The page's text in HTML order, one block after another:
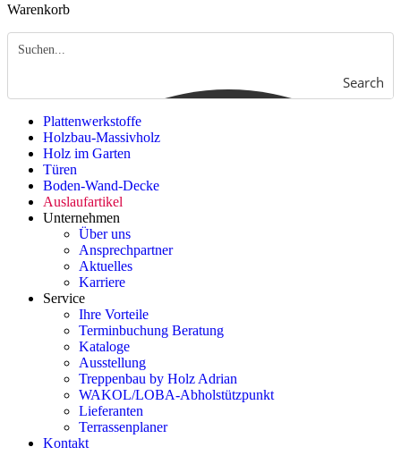
Warenkorb
Search
Plattenwerkstoffe
Holzbau-Massivholz
Holz im Garten
Türen
Boden-Wand-Decke
Auslaufartikel
Unternehmen
Über uns
Ansprechpartner
Aktuelles
Karriere
Service
Ihre Vorteile
Terminbuchung Beratung
Kataloge
Ausstellung
Treppenbau by Holz Adrian
WAKOL/LOBA-Abholstützpunkt
Lieferanten
Terrassenplaner
Kontakt